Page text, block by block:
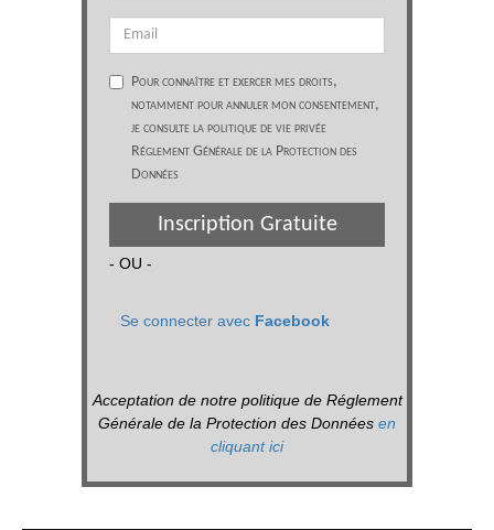
Pour connaître et exercer mes droits,
notamment pour annuler mon consentement,
je consulte la politique de vie privée
Réglement Générale de la Protection des
Données
Inscription Gratuite
- OU -
Se connecter avec Facebook
Acceptation de notre politique de Réglement
Générale de la Protection des Données en
cliquant ici